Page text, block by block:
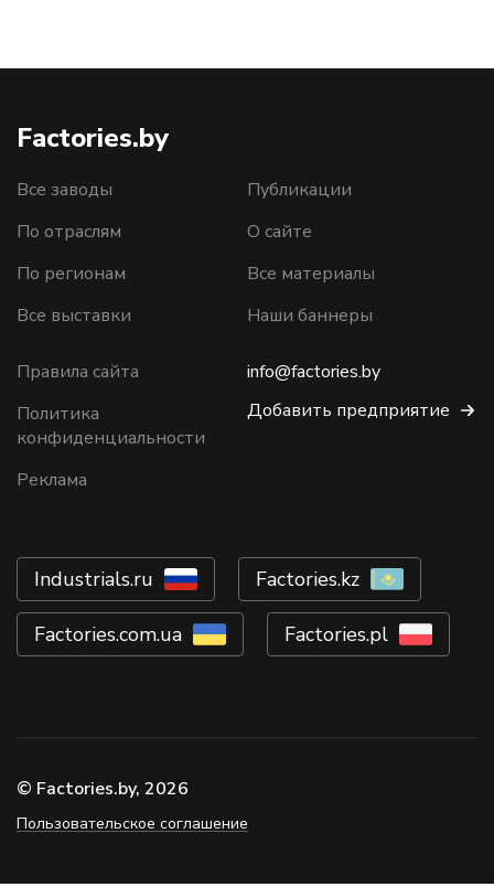
Factories.by
Все заводы
По отраслям
По регионам
Все выставки
Публикации
О сайте
Все материалы
Наши баннеры
Правила сайта
Политика
конфиденциальности
Реклама
info@factories.by
Добавить предприятие
Industrials.ru Factories.kz
Factories.com.ua Factories.pl
© Factories.by, 2026
Пользовательское соглашение